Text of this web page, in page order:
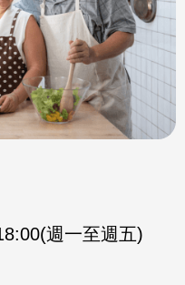
週一至週五)